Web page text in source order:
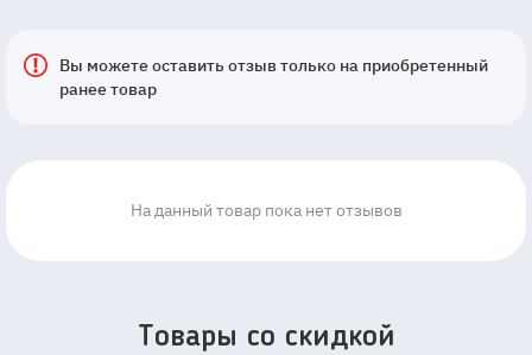
Вы можете оставить отзыв только на приобретенный
ранее товар
На данный товар пока нет отзывов
Товары со скидкой